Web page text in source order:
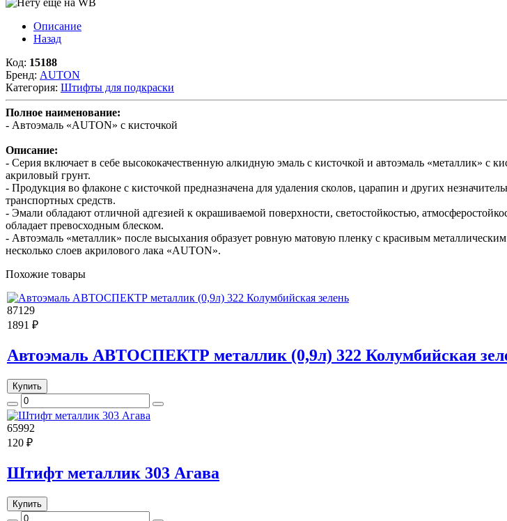
Описание
Назад
Код: 15188
Бренд: AUTON
Категория: Штифты для подкраски
Полное наименование:
- Автоэмаль «AUTON» с кисточкой
Описание:
- Серия включает в себе высококачественную алкидную эмаль с кисточкой и автоэмаль «металлик» с
акриловый грунт.
- Продукция во флаконе с кисточкой предназначена для удаления сколов, царапин и других
транспортных средств.
- Эмали обладают отличной адгезией к окрашиваемой поверхности, светостойкостью,
обладает превосходным блеском.
- Автоэмаль «металлик» после высыхания образует ровную матовую пленку с красивым
несколько слоев акрилового лака «AUTON».
Похожие товары
87129
1891 ₽
Автоэмаль АВТОСПЕКТР металлик (0,9л) 322 Колумбийская
Купить
65992
120 ₽
Штифт металлик 303 Агава
Купить